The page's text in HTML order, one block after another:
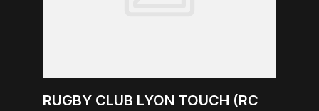
RUGBY CLUB LYON TOUCH (RC